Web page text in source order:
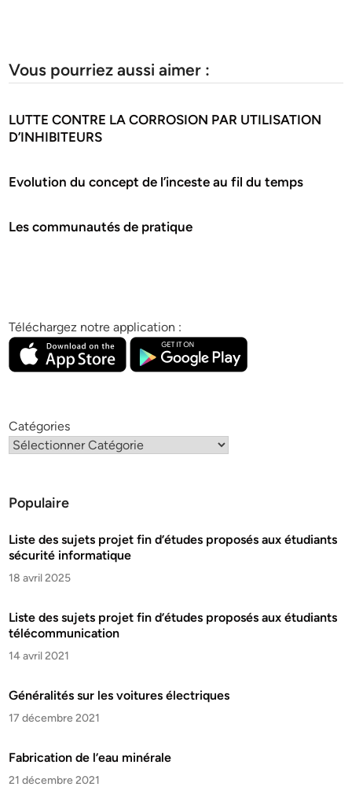
Vous pourriez aussi aimer :
LUTTE CONTRE LA CORROSION PAR UTILISATION
D’INHIBITEURS
Evolution du concept de l’inceste au fil du temps
Les communautés de pratique
Téléchargez notre application :
Catégories
Populaire
Liste des sujets projet fin d’études proposés aux étudiants
sécurité informatique
18 avril 2025
Liste des sujets projet fin d’études proposés aux étudiants
télécommunication
14 avril 2021
Généralités sur les voitures électriques
17 décembre 2021
Fabrication de l’eau minérale
21 décembre 2021